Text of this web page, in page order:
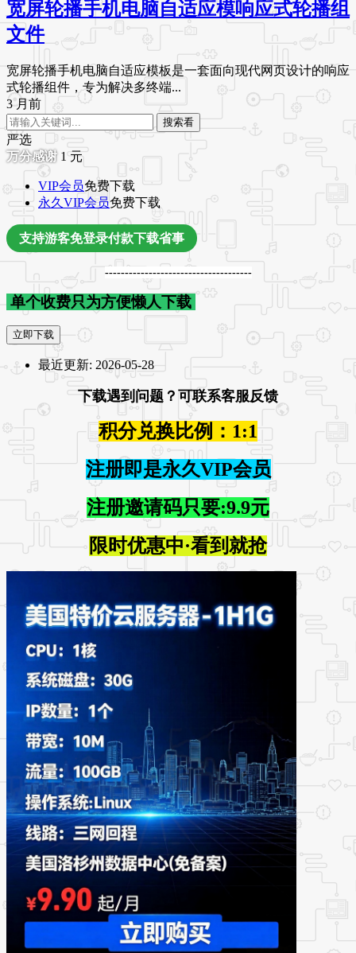
宽屏轮播手机电脑自适应模响应式轮播组
文件
宽屏轮播手机电脑自适应模板是一套面向现代网页设计的响应
式轮播组件，专为解决多终端...
3 月前
搜索看
严选
1 元
VIP会员免费下载
永久VIP会员免费下载
支持游客免登录付款下载省事
-------------------------------------
单个收费只为方便懒人下载
立即下载
最近更新: 2026-05-28
下载遇到问题？可联系客服反馈
积分兑换比例：1:1
注册即是永久VIP会员
注册邀请码只要:9.9元
限时优惠中·看到就抢